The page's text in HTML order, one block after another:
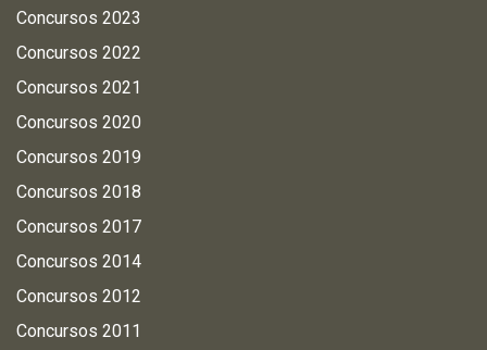
Concursos 2023
Concursos 2022
Concursos 2021
Concursos 2020
Concursos 2019
Concursos 2018
Concursos 2017
Concursos 2014
Concursos 2012
Concursos 2011